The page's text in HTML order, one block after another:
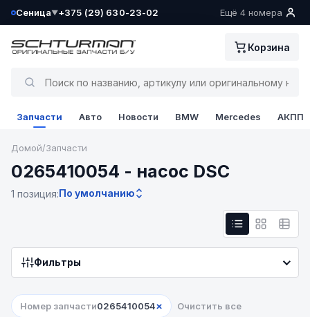
Сеница▼
Ваш склад определён как:
+375 (29) 630-23-02 Ещё 4 номера
Корзина
Запчасти Авто Новости BMW Mercedes АКПП
Домой/Запчасти
0265410054 - насос DSC
1 позиция:По умолчанию
Фильтры
Номер запчасти0265410054× Очистить все